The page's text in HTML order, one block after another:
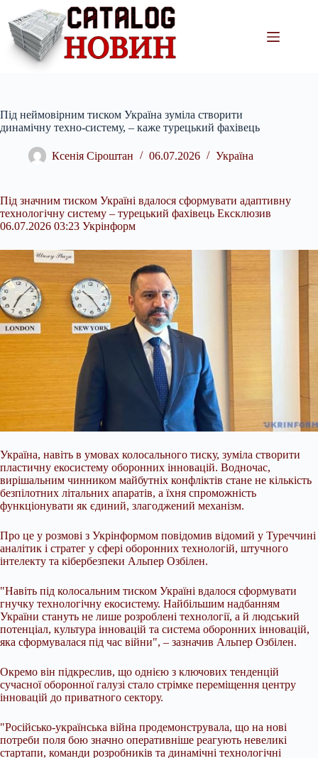
вмісту
Під неймовірним тиском Україна зуміла створити
динамічну техно-систему, – каже турецький фахівець
Ксенія Сіроштан 06.07.2026 Україна
Під значним тиском Україні вдалося сформувати адаптивну
технологічну систему – турецький фахівець Ексклюзив
06.07.2026 03:23 Укрінформ
Україна, навіть в умовах колосального тиску, зуміла створити
пластичну екосистему оборонних інновацій. Водночас,
вирішальним чинником майбутніх конфліктів стане не кількість
безпілотних літальних апаратів, а їхня спроможність
функціонувати як єдиний, злагоджений механізм.
Про це у розмові з Укрінформом повідомив відомий у Туреччині
аналітик і стратег у сфері оборонних технологій, штучного
інтелекту та кібербезпеки Альпер Озбілен.
"Навіть під колосальним тиском Україні вдалося сформувати
гнучку технологічну екосистему. Найбільшим надбанням
України стануть не лише розроблені технології, а й людський
потенціал, культура інновацій та система оборонних інновацій,
яка сформувалася під час війни", – зазначив Альпер Озбілен.
Окремо він підкреслив, що однією з ключових тенденцій
сучасної оборонної галузі стало стрімке переміщення центру
інновацій до приватного сектору.
"Російсько-українська війна продемонструвала, що на нові
потреби поля бою значно оперативніше реагують невеликі
стартапи, команди розробників та динамічні технологічні